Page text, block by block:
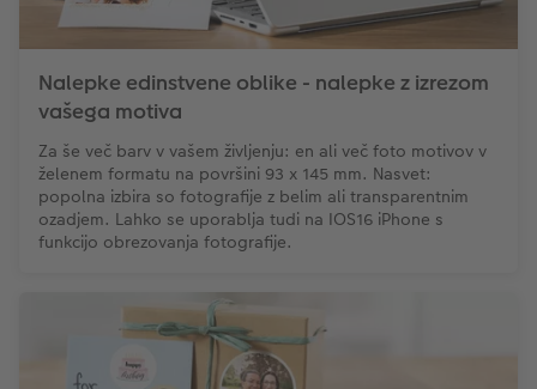
XXL Retro fotografija
Nalepke edinstvene oblike - nalepke z izrezom
vašega motiva
Za še več barv v vašem življenju: en ali več foto motivov v
želenem formatu na površini 93 x 145 mm. Nasvet:
popolna izbira so fotografije z belim ali transparentnim
ozadjem. Lahko se uporablja tudi na IOS16 iPhone s
funkcijo obrezovanja fotografije.